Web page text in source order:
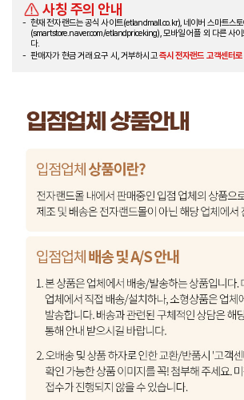
사칭 주의 안내
현재 전자랜드는 공식 사이트(etlandmall.co.kr), 네이버 스마트스토
(smartstore.naver.com/etlandpriceking), 모바일 어플 외 다른 사
다.
판매자가 현금 거래 요구 시, 거부하시고즉시 전자랜드 고객센터